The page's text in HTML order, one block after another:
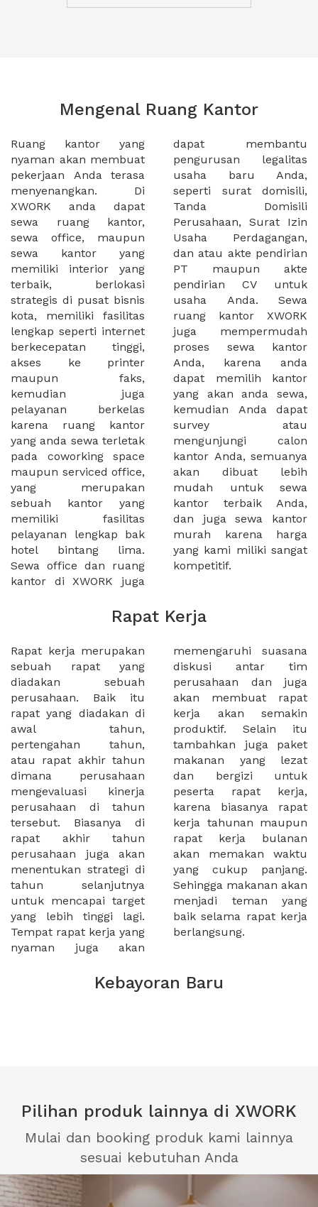
Mengenal Ruang Kantor
Ruang kantor yang
nyaman akan membuat
pekerjaan Anda terasa
menyenangkan. Di
XWORK anda dapat
sewa ruang kantor,
sewa office, maupun
sewa kantor yang
memiliki interior yang
terbaik, berlokasi
strategis di pusat bisnis
kota, memiliki fasilitas
lengkap seperti internet
berkecepatan tinggi,
akses ke printer
maupun faks,
kemudian juga
pelayanan berkelas
karena ruang kantor
yang anda sewa terletak
pada coworking space
maupun serviced office,
yang merupakan
sebuah kantor yang
memiliki fasilitas
pelayanan lengkap bak
hotel bintang lima.
Sewa office dan ruang
kantor di XWORK juga
dapat membantu
pengurusan legalitas
usaha baru Anda,
seperti surat domisili,
Tanda Domisili
Perusahaan, Surat Izin
Usaha Perdagangan,
dan atau akte pendirian
PT maupun akte
pendirian CV untuk
usaha Anda. Sewa
ruang kantor XWORK
juga mempermudah
proses sewa kantor
Anda, karena anda
dapat memilih kantor
yang akan anda sewa,
kemudian Anda dapat
survey atau
mengunjungi calon
kantor Anda, semuanya
akan dibuat lebih
mudah untuk sewa
kantor terbaik Anda,
dan juga sewa kantor
murah karena harga
yang kami miliki sangat
kompetitif.
Rapat Kerja
Rapat kerja merupakan
sebuah rapat yang
diadakan sebuah
perusahaan. Baik itu
rapat yang diadakan di
awal tahun,
pertengahan tahun,
atau rapat akhir tahun
dimana perusahaan
mengevaluasi kinerja
perusahaan di tahun
tersebut. Biasanya di
rapat akhir tahun
perusahaan juga akan
menentukan strategi di
tahun selanjutnya
untuk mencapai target
yang lebih tinggi lagi.
Tempat rapat kerja yang
nyaman juga akan
memengaruhi suasana
diskusi antar tim
perusahaan dan juga
akan membuat rapat
kerja akan semakin
produktif. Selain itu
tambahkan juga paket
makanan yang lezat
dan bergizi untuk
peserta rapat kerja,
karena biasanya rapat
kerja tahunan maupun
rapat kerja bulanan
akan memakan waktu
yang cukup panjang.
Sehingga makanan akan
menjadi teman yang
baik selama rapat kerja
berlangsung.
Kebayoran Baru
Pilihan produk lainnya di XWORK
Mulai dan booking produk kami lainnya
sesuai kebutuhan Anda